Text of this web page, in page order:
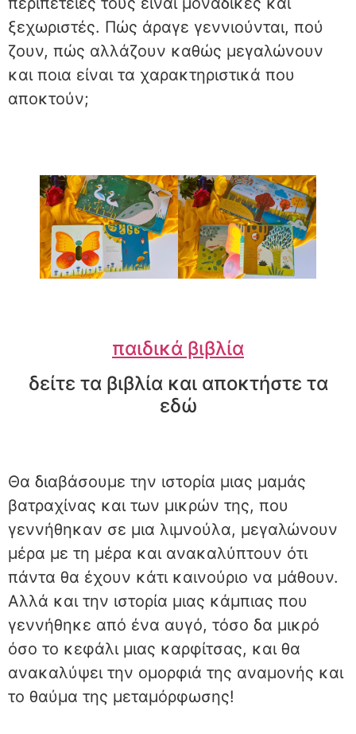
ξεχωριστές. Πώς άραγε γεννιούνται, πού
ζουν, πώς αλλάζουν καθώς μεγαλώνουν
και ποια είναι τα χαρακτηριστικά που
αποκτούν;
παιδικά βιβλία
δείτε τα βιβλία και αποκτήστε τα
εδώ
Θα διαβάσουμε την ιστορία μιας μαμάς
βατραχίνας και των μικρών της, που
γεννήθηκαν σε μια λιμνούλα, μεγαλώνουν
μέρα με τη μέρα και ανακαλύπτουν ότι
πάντα θα έχουν κάτι καινούριο να μάθουν.
Αλλά και την ιστορία μιας κάμπιας που
γεννήθηκε από ένα αυγό, τόσο δα μικρό
όσο το κεφάλι μιας καρφίτσας, και θα
ανακαλύψει την ομορφιά της αναμονής και
το θαύμα της μεταμόρφωσης!